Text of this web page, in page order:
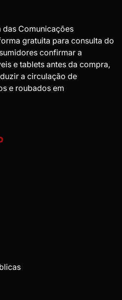
das Comunicações
gratuita para consulta do
confirmar a
e tablets antes da compra,
a circulação de
e roubados em